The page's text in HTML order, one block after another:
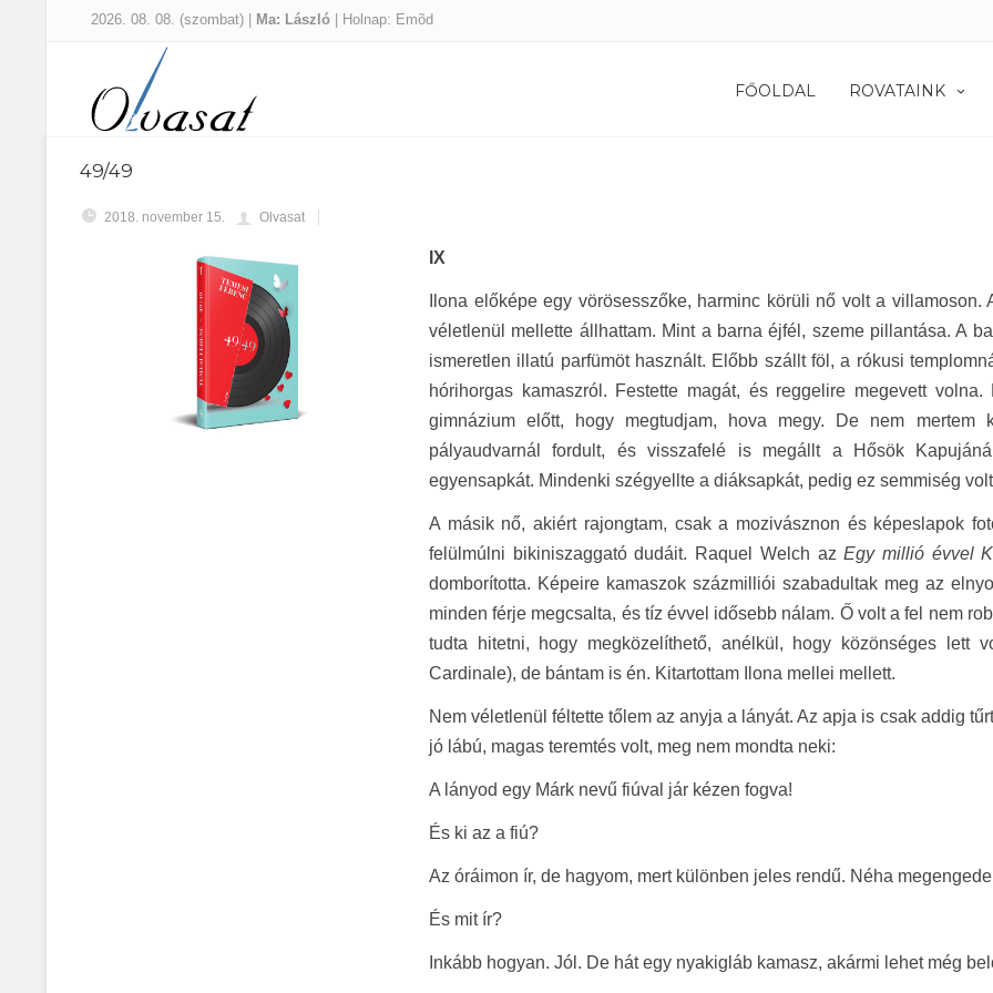
2026. 08. 08. (szombat) | Ma: László | Holnap: Emõd
FŐOLDAL ROVATAINK
49/49
2018. november 15. Olvasat
IX
Ilona előképe egy vörösesszőke, harminc körüli nő volt a
véletlenül mellette állhattam. Mint a barna éjfél, szeme pillantása. A
ismeretlen illatú parfümöt használt. Előbb szállt föl, a rókusi
hórihorgas kamaszról. Festette magát, és reggelire megevett
gimnázium előtt, hogy megtudjam, hova megy. De nem mertem
pályaudvarnál fordult, és visszafelé is megállt a Hősök
egyensapkát. Mindenki szégyellte a diáksapkát, pedig ez semmiség
A másik nő, akiért rajongtam, csak a mozivásznon és képeslapok
felülmúlni bikiniszaggató dudáit. Raquel Welch azEgy millió évvel
domborította. Képeire kamaszok százmilliói szabadultak meg az
minden férje megcsalta, és tíz évvel idősebb nálam. Ő volt a fel nem
tudta hitetni, hogy megközelíthető, anélkül, hogy közönséges lett
Cardinale), de bántam is én. Kitartottam Ilona mellei mellett.
Nem véletlenül féltette tőlem az anyja a lányát. Az apja is csak addig
jó lábú, magas teremtés volt, meg nem mondta neki:
A lányod egy Márk nevű fiúval jár kézen fogva!
És ki az a fiú?
Az óráimon ír, de hagyom, mert különben jeles rendű. Néha
És mit ír?
Inkább hogyan. Jól. De hát egy nyakigláb kamasz, akármi lehet még